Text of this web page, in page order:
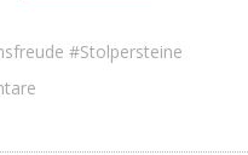
Stolpersteine